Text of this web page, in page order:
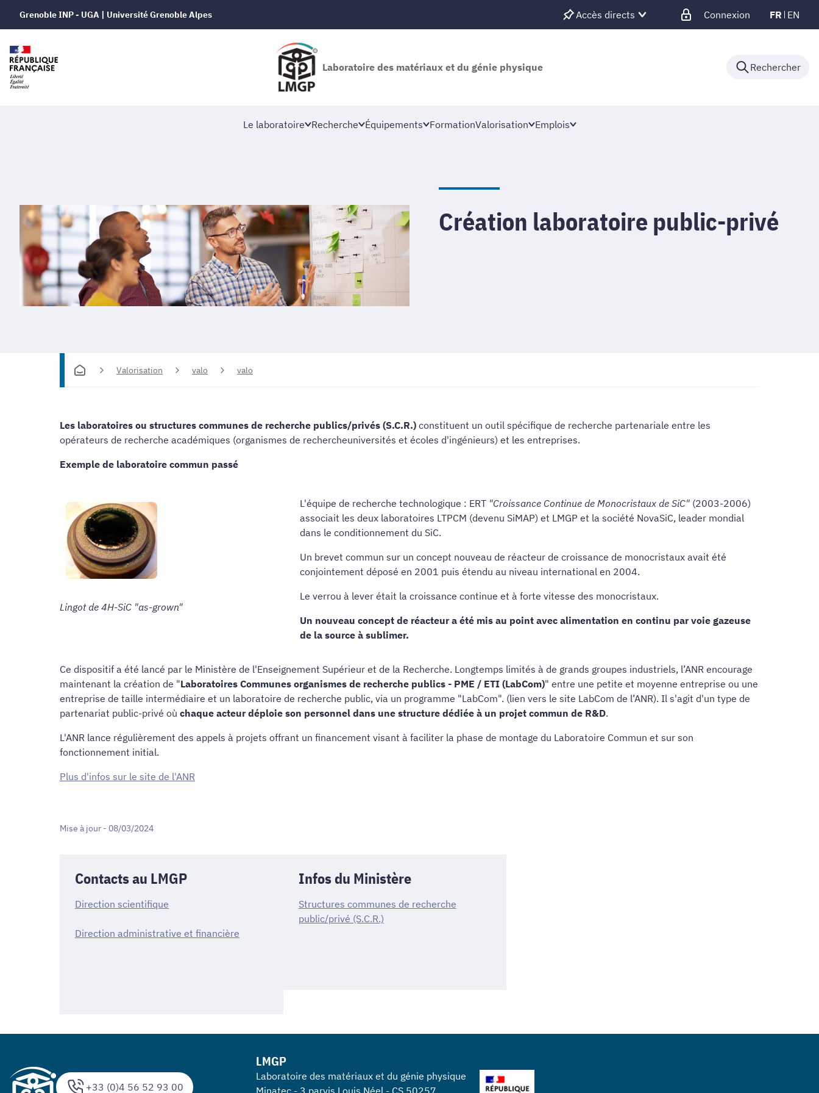
Grenoble INP - UGA | Université Grenoble Alpes Accès directs Connexion FR EN
Laboratoire des matériaux et du génie physique Rechercher
Le laboratoire Recherche Équipements FormationValorisation Emplois
Création laboratoire public-privé
Valorisation valo valo
Les laboratoires ou structures communes de recherche publics/privés (S.C.R.) constituent un outil spécifique de recherche partenariale entre les
opérateurs de recherche académiques (organismes de rechercheuniversités et écoles d'ingénieurs) et les entreprises.
Exemple de laboratoire commun passé
Lingot de 4H-SiC "as-grown"
L'équipe de recherche technologique : ERT "Croissance Continue de Monocristaux de SiC" (2003-2006)
associait les deux laboratoires LTPCM (devenu SiMAP) et LMGP et la société NovaSiC, leader mondial
dans le conditionnement du SiC.
Un brevet commun sur un concept nouveau de réacteur de croissance de monocristaux avait été
conjointement déposé en 2001 puis étendu au niveau international en 2004.
Le verrou à lever était la croissance continue et à forte vitesse des monocristaux.
Un nouveau concept de réacteur a été mis au point avec alimentation en continu par voie gazeuse
de la source à sublimer.
Ce dispositif a été lancé par le Ministère de l'Enseignement Supérieur et de la Recherche. Longtemps limités à de grands groupes industriels, l’ANR encourage
maintenant la création de "Laboratoires Communes organismes de recherche publics - PME / ETI (LabCom)" entre une petite et moyenne entreprise ou une
entreprise de taille intermédiaire et un laboratoire de recherche public, via un programme "LabCom". (lien vers le site LabCom de l’ANR). Il s'agit d'un type de
partenariat public-privé où chaque acteur déploie son personnel dans une structure dédiée à un projet commun de R&D.
L'ANR lance régulièrement des appels à projets offrant un financement visant à faciliter la phase de montage du Laboratoire Commun et sur son
fonctionnement initial.
Plus d'infos sur le site de l'ANR
Mise à jour - 08/03/2024
Contacts au LMGP
Direction scientifique
Direction administrative et financière
Infos du Ministère
Structures communes de recherche
public/privé (S.C.R.)
+33 (0)4 56 52 93 00
LMGP
Laboratoire des matériaux et du génie physique
Minatec - 3 parvis Louis Néel - CS 50257